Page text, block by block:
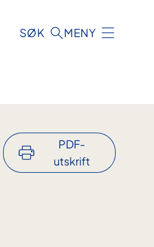
SØK MENY
PDF-
utskrift